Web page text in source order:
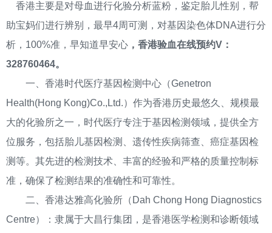
香港主要是对母血进行化验分析蓝粉，鉴定胎儿性别，帮
助宝妈们进行辨别，最早4周可测，对基因染色体DNA进行分
析，100%准，早知道早安心 ，香港验血在线预约V：
328760464。
一、香港时代医疗基因检测中心（Genetron
Health(Hong Kong)Co.,Ltd.）作为香港历史最悠久、规模最
大的化验所之一，时代医疗专注于基因检测领域，提供全方
位服务，包括胎儿基因检测、遗传性疾病筛查、癌症基因检
测等。其先进的检测技术、丰富的经验和严格的质量控制标
准，确保了检测结果的准确性和可靠性。
二、香港达雅高化验所（Dah Chong Hong Diagnostics
Centre）：隶属于大昌行集团，是香港医学检测和诊断领域